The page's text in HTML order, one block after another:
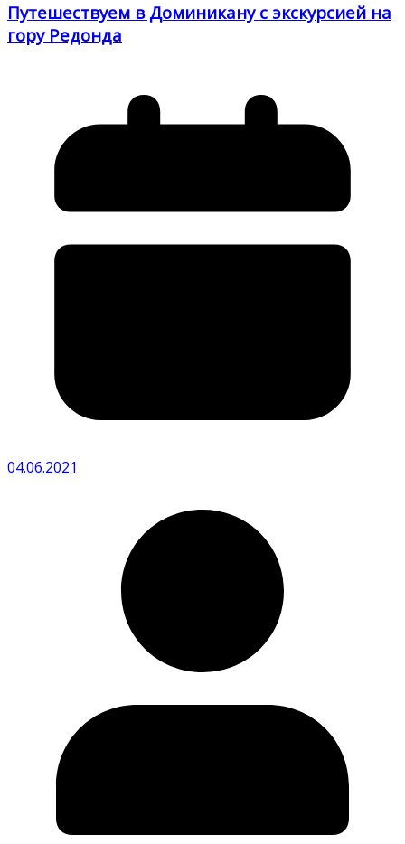
Путешествуем в Доминикану с экскурсией на
гору Редонда
04.06.2021